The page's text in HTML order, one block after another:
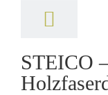
STEICO